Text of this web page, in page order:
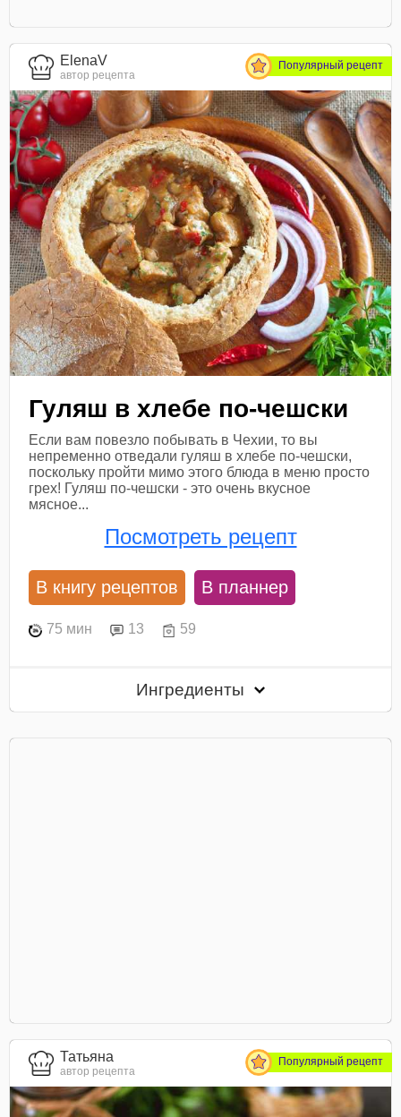
ElenaV
автор рецепта
Популярный рецепт
Гуляш в хлебе по-чешски
Если вам повезло побывать в Чехии, то вы
непременно отведали гуляш в хлебе по-чешски,
поскольку пройти мимо этого блюда в меню просто
грех! Гуляш по-чешски - это очень вкусное
мясное...
Посмотреть рецепт
В книгу рецептов В планнер
75 мин 13 59
Ингредиенты
Татьяна
автор рецепта
Популярный рецепт